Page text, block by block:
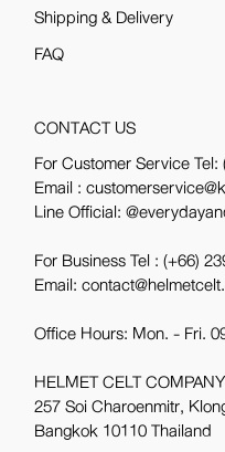
Shipping & Delivery
FAQ
CONTACT US
For Customer Service Tel:
Email :
Line Official:
For Business Tel :(+66)
Email:
Office Hours: Mon. - Fri.
HELMET CELT
257 Soi Charoenmitr,
Bangkok 10110 Thailand